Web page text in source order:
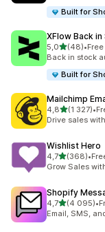
Built for
XFlow Back
5,0/ 5 tähteä
(48)
48 arvostelua
•
Back in stock
Built for
Mailchimp
4,8/ 5 tähteä
(1 327)
1327 •
Drive sales
Wishlist Hero
4,7/ 5 tähteä
(368)
368 •
Grow Sales
Shopify
4,7/ 5 tähteä
(4 095)
4095 •
Email, SMS,